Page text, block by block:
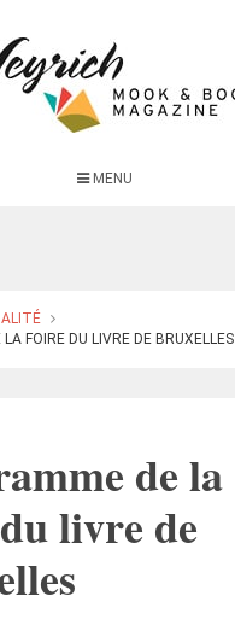
MENU
LA FOIRE DU LIVRE DE BRUXELLES
de la
livre de